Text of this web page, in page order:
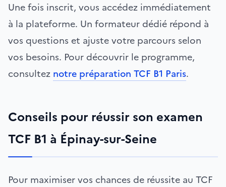
Une fois inscrit, vous accédez immédiatement
à la plateforme. Un formateur dédié répond à
vos questions et ajuste votre parcours selon
vos besoins. Pour découvrir le programme,
consultez notre préparation TCF B1 Paris.
Conseils pour réussir son examen
TCF B1 à Épinay-sur-Seine
Pour maximiser vos chances de réussite au TCF